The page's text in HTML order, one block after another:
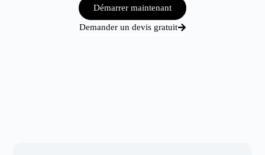
Démarrer maintenant
Demander un devis gratuit